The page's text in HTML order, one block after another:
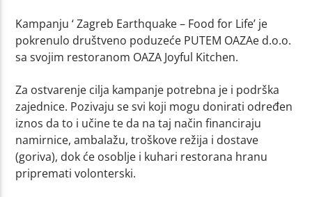
Kampanju ‘ Zagreb Earthquake – Food for Life’ je
pokrenulo društveno poduzeće PUTEM OAZAe d.o.o.
sa svojim restoranom OAZA Joyful Kitchen.
Za ostvarenje cilja kampanje potrebna je i podrška
zajednice. Pozivaju se svi koji mogu donirati određen
iznos da to i učine te da na taj način financiraju
namirnice, ambalažu, troškove režija i dostave
(goriva), dok će osoblje i kuhari restorana hranu
pripremati volonterski.